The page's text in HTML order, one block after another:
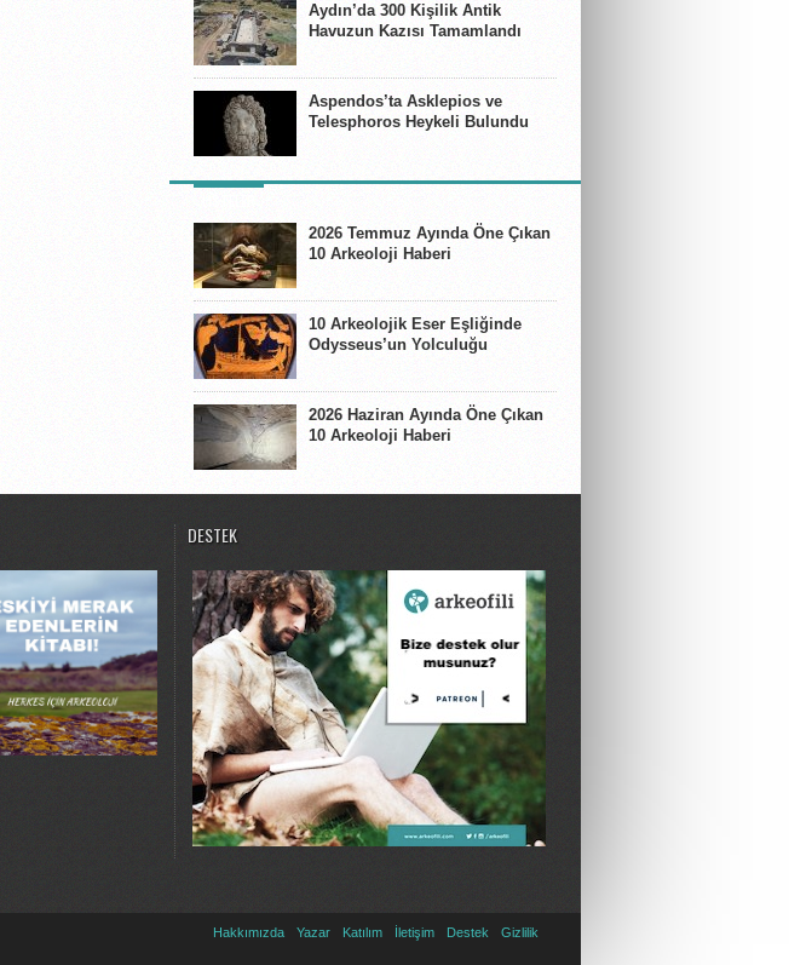
Aydın’da 300 Kişilik Antik
Havuzun Kazısı Tamamlandı
Aspendos’ta Asklepios ve
Telesphoros Heykeli Bulundu
2026 Temmuz Ayında Öne Çıkan
10 Arkeoloji Haberi
10 Arkeolojik Eser Eşliğinde
Odysseus’un Yolculuğu
2026 Haziran Ayında Öne Çıkan
10 Arkeoloji Haberi
DESTEK
Hakkımızda Yazar Katılım İletişim Destek Gizlilik